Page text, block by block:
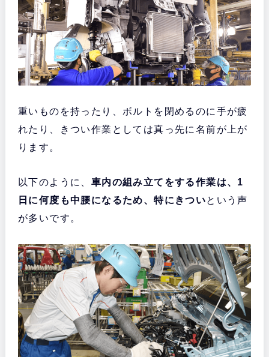
重いものを持ったり、ボルトを閉めるのに手が疲
れたり、きつい作業としては真っ先に名前が上が
ります。
以下のように、 車内の組み立てをする作業は、1
日に何度も中腰になるため、特にきついという声
が多いです。